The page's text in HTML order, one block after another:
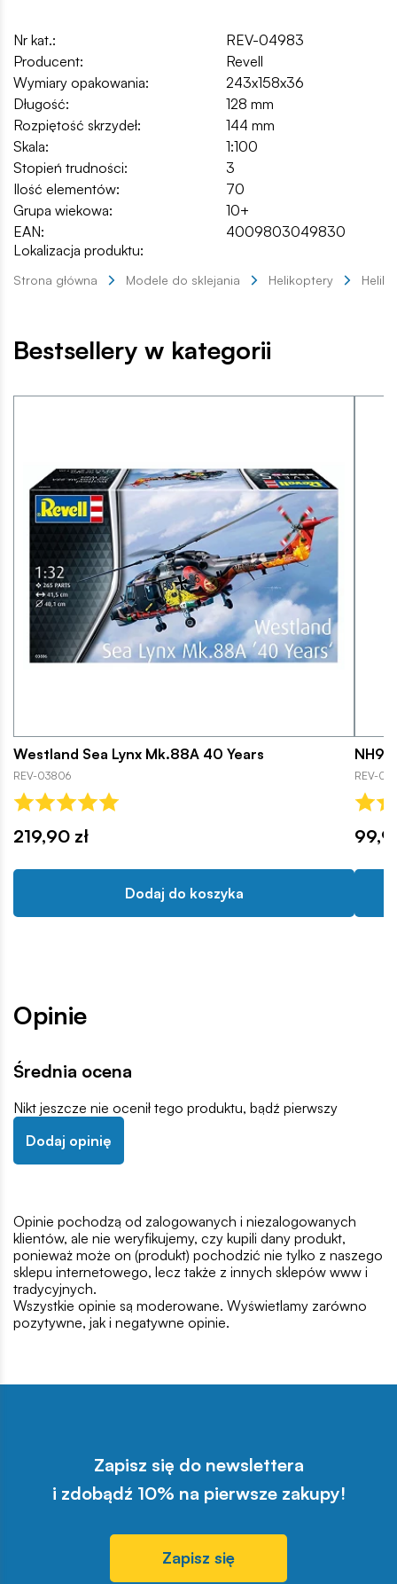
Nr kat.:
REV-04983
Producent:
Revell
Wymiary opakowania:
243x158x36
Długość:
128 mm
Rozpiętość skrzydeł:
144 mm
Skala:
1:100
Stopień trudności:
3
Ilość elementów:
70
Grupa wiekowa:
10+
EAN:
4009803049830
Lokalizacja produktu:
Strona główna Modele do sklejania Helikoptery
Bestsellery w kategorii
Westland Sea Lynx Mk.88A 40 Years
REV-03806
219,90 zł
Dodaj do koszyka
NH90
REV-
Opinie
Średnia ocena
Nikt jeszcze nie ocenił tego produktu, bądź pierwszy
Dodaj opinię
Opinie pochodzą od zalogowanych i niezalogowanych
klientów, ale nie weryfikujemy, czy kupili dany produkt,
ponieważ może on (produkt) pochodzić nie tylko z naszego
sklepu internetowego, lecz także z innych sklepów www i
tradycyjnych.
Wszystkie opinie są moderowane. Wyświetlamy zarówno
pozytywne, jak i negatywne opinie.
Zapisz się do newslettera
i zdobądź 10% na pierwsze zakupy!
Zapisz się